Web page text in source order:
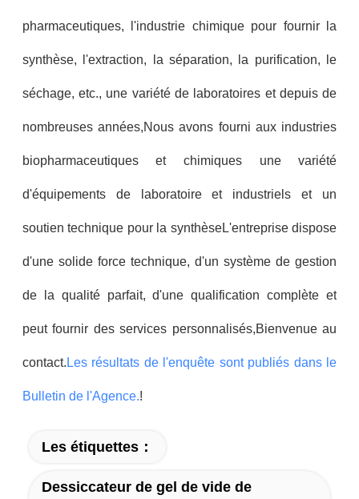
pharmaceutiques, l'industrie chimique pour fournir la
synthèse, l'extraction, la séparation, la purification, le
séchage, etc., une variété de laboratoires et depuis de
nombreuses années,Nous avons fourni aux industries
biopharmaceutiques et chimiques une variété
d'équipements de laboratoire et industriels et un
soutien technique pour la synthèseL'entreprise dispose
d'une solide force technique, d'un système de gestion
de la qualité parfait, d'une qualification complète et
peut fournir des services personnalisés,Bienvenue au
contact. Les résultats de l'enquête sont publiés dans le
Bulletin de l'Agence.!
Les étiquettes：
Dessiccateur de gel de vide de